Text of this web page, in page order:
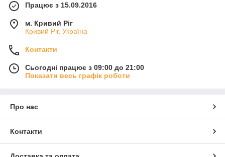
Працює з 15.09.2016
м. Кривий Ріг
Кривий Ріг, Україна
Контакти
Сьогодні працює з 09:00 до 21:00
Показати весь графік роботи
Про нас
Контакти